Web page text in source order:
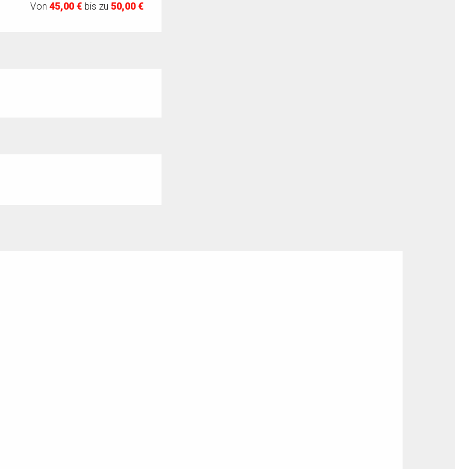
Von45,00 € bis zu50,00 €